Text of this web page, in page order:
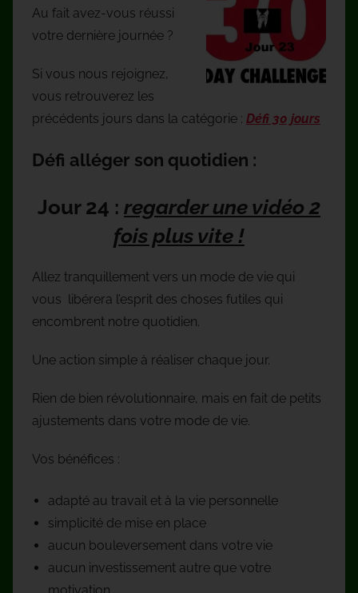
Au fait avez-vous réussi
votre dernière journée ?
Si vous nous rejoignez,
vous retrouverez les
précédents jours dans la catégorie : Défi 30 jours
Défi alléger son quotidien :
Jour 24 : regarder une vidéo 2
fois plus vite !
Allez tranquillement vers un mode de vie qui
vous libérera l’esprit des choses futiles qui
encombrent notre quotidien.
Une action simple à réaliser chaque jour.
Rien de bien révolutionnaire, mais en fait de petits
ajustements dans votre mode de vie.
Vos bénéfices :
adapté au travail et à la vie personnelle
simplicité de mise en place
aucun bouleversement dans votre vie
aucun investissement autre que votre
motivation